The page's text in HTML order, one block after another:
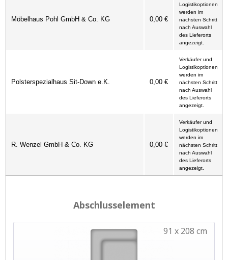
Möbelhaus Pohl GmbH & Co. KG 0,00 €
Logistikoptionen
werden im
nächsten Schritt
nach Auswahl
des Lieferorts
angezeigt.
Polsterspezialhaus Sit-Down e.K. 0,00 €
Verkäufer und
Logistikoptionen
werden im
nächsten Schritt
nach Auswahl
des Lieferorts
angezeigt.
R. Wenzel GmbH & Co. KG 0,00 €
Verkäufer und
Logistikoptionen
werden im
nächsten Schritt
nach Auswahl
des Lieferorts
angezeigt.